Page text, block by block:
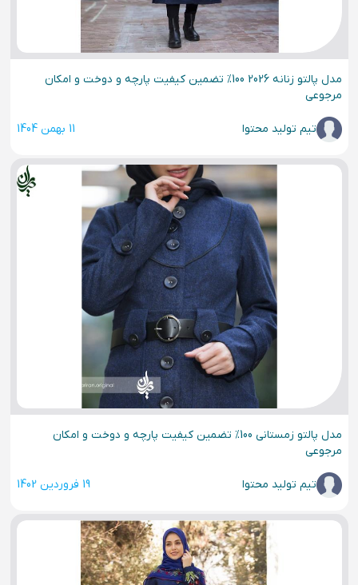
مدل پالتو زنانه 2026 100% تضمین کیفیت پارچه و دوخت و امکان
مرجوعی
تیم تولید محتوا 11 بهمن 1404
مدل پالتو زمستانی 100% تضمین کیفیت پارچه و دوخت و امکان
مرجوعی
تیم تولید محتوا 19 فروردین 1402